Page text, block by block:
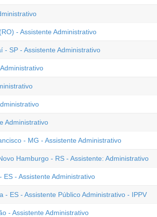
- Assistente Administrativo
- SP - Assistente Administrativo
Administrativo
- MG - Assistente Administrativo
Hamburgo - RS - Assistente: Administrativo
- Assistente Administrativo
- ES - Assistente Público Administrativo - IPPV
- Assistente Administrativo